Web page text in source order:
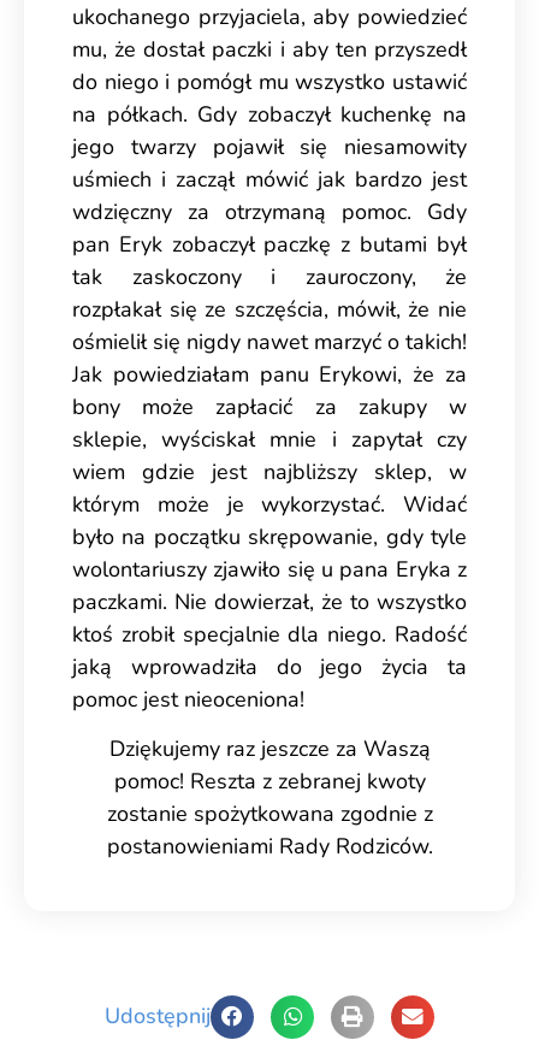
ukochanego przyjaciela, aby powiedzieć
mu, że dostał paczki i aby ten przyszedł
do niego i pomógł mu wszystko ustawić
na półkach. Gdy zobaczył kuchenkę na
jego twarzy pojawił się niesamowity
uśmiech i zaczął mówić jak bardzo jest
wdzięczny za otrzymaną pomoc. Gdy
pan Eryk zobaczył paczkę z butami był
tak zaskoczony i zauroczony, że
rozpłakał się ze szczęścia, mówił, że nie
ośmielił się nigdy nawet marzyć o takich!
Jak powiedziałam panu Erykowi, że za
bony może zapłacić za zakupy w
sklepie, wyściskał mnie i zapytał czy
wiem gdzie jest najbliższy sklep, w
którym może je wykorzystać. Widać
było na początku skrępowanie, gdy tyle
wolontariuszy zjawiło się u pana Eryka z
paczkami. Nie dowierzał, że to wszystko
ktoś zrobił specjalnie dla niego. Radość
jaką wprowadziła do jego życia ta
pomoc jest nieoceniona!
Dziękujemy raz jeszcze za Waszą
pomoc! Reszta z zebranej kwoty
zostanie spożytkowana zgodnie z
postanowieniami Rady Rodziców.
Udostępnij